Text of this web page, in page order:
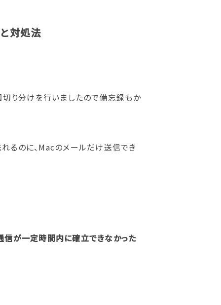
対処法
り分けを行いましたので備忘録もか
るのに、Macのメールだけ送信でき
信が一定時間内に確立できなかった